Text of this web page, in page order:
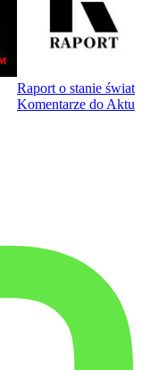
Raport o stanie
Komentarze do